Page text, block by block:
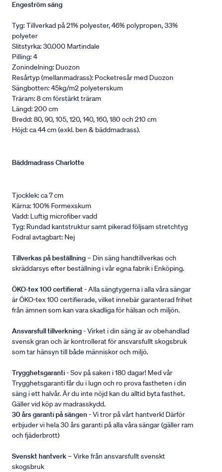
Engeström säng
Tyg: Tillverkad på 21% polyester, 46% polypropen, 33%
polyeter
Slitstyrka: 30.000 Martindale
Pilling: 4
Zonindelning: Duozon
Resårtyp (mellanmadrass): Pocketresår med Duozon
Sängbotten: 45kg/m2 polyeterskum
Träram: 8 cm förstärkt träram
Längd: 200 cm
Bredd: 80, 90, 105, 120, 140, 160, 180 och 210 cm
Höjd: ca 44 cm (exkl. ben & bäddmadrass).
Bäddmadrass Charlotte
Tjocklek: ca 7 cm
Kärna: 100% Formexskum
Vadd: Luftig microfiber vadd
Tyg: Rundad kantstruktur samt pikerad följsam stretchtyg
Fodral avtagbart: Nej
Tillverkas på beställning– Din säng handtillverkas och
skräddarsys efter beställning i vår egna fabrik i Enköping.
ÖKO-tex 100 certifierat- Alla sängtygerna i alla våra sängar
är ÖKO-tex 100 certifierade, vilket innebär garanterad frihet
från ämnen som kan vara skadliga för hälsan och miljön.
Ansvarsfull tillverkning- Virket i din säng är av obehandlad
svensk gran och är kontrollerat för ansvarsfullt skogsbruk
som tar hänsyn till både människor och miljö.
Trygghetsgaranti- Sov på saken i 180 dagar! Med vår
Trygghetsgaranti får du i lugn och ro prova fastheten i din
säng i ett halvår. Är du inte nöjd kan du alltid byta fasthet.
Gäller vid köp av madrasskydd.
30 års garanti på sängen - Vi tror på vårt hantverk! Därför
erbjuder vi hela 30 års garanti på alla våra sängar (gäller ram
och fjäderbrott)
Svenskt hantverk– Virke från ansvarsfullt svenskt
skogsbruk